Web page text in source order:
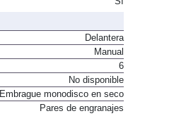
Delantera
Manual
6
No disponible
Embrague monodisco en seco
Pares de engranajes